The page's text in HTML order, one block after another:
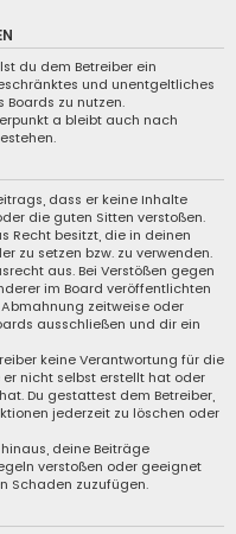
du dem Betreiber ein
und unentgeltliches
Boards zu nutzen.
a bleibt auch nach
dass er keine Inhalte
die guten Sitten verstoßen.
Recht besitzt, die in deinen
zu setzen bzw. zu verwenden.
aus. Bei Verstößen gegen
im Board veröffentlichten
zeitweise oder
ausschließen und dir ein
keine Verantwortung für die
nicht selbst erstellt hat oder
Du gestattest dem Betreiber,
jederzeit zu löschen oder
deine Beiträge
verstoßen oder geeignet
Schaden zuzufügen.